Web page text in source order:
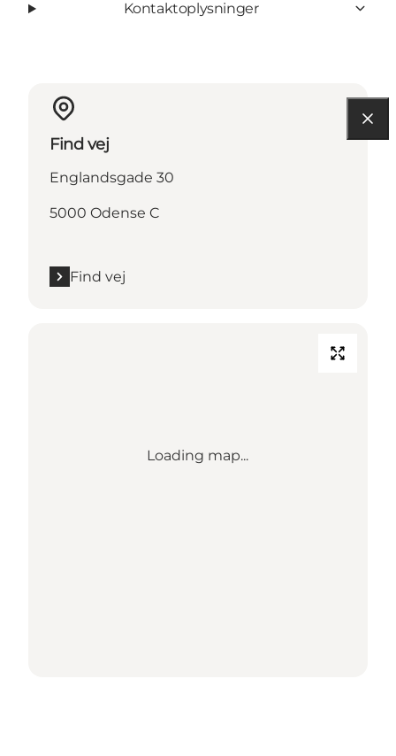
Kontaktoplysninger
Find vej
Englandsgade 30
5000 Odense C
Find vej
Loading map...